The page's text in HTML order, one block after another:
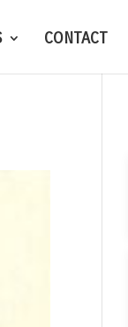
CONTACT